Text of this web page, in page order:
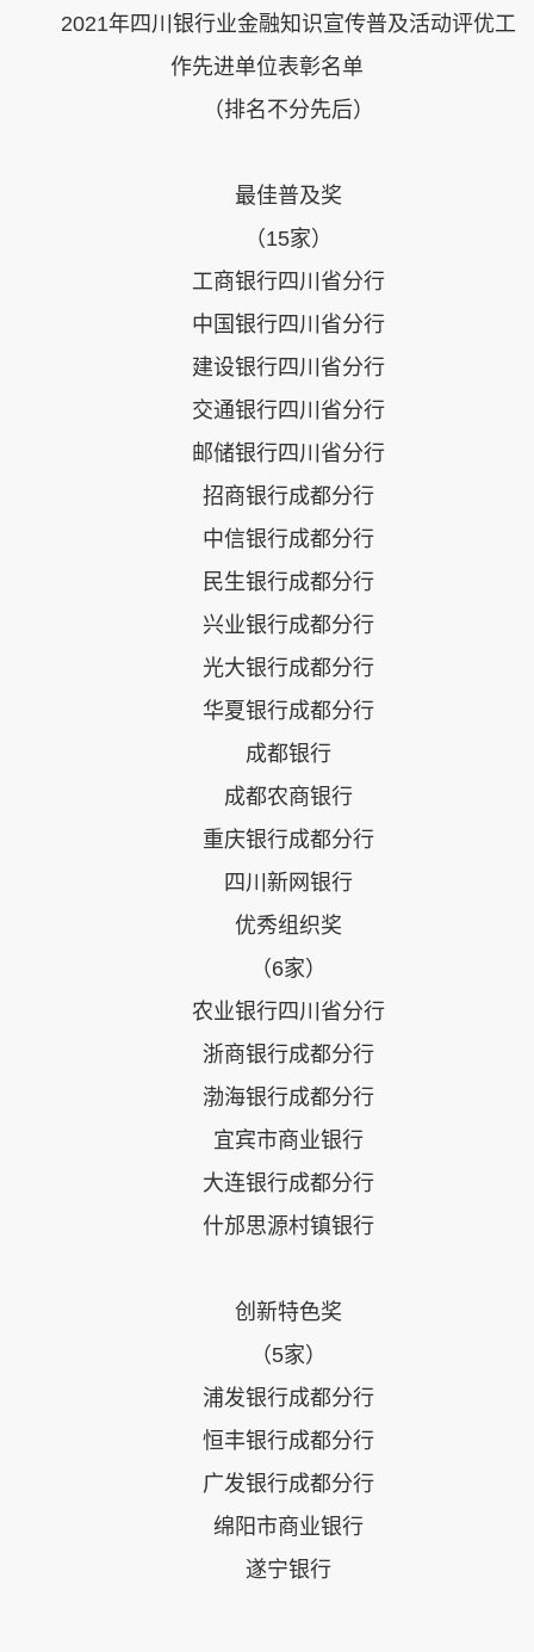
2021年四川银行业金融知识宣传普及活动评优工
作先进单位表彰名单
（排名不分先后）
最佳普及奖
（15家）
工商银行四川省分行
中国银行四川省分行
建设银行四川省分行
交通银行四川省分行
邮储银行四川省分行
招商银行成都分行
中信银行成都分行
民生银行成都分行
兴业银行成都分行
光大银行成都分行
华夏银行成都分行
成都银行
成都农商银行
重庆银行成都分行
四川新网银行
优秀组织奖
（6家）
农业银行四川省分行
浙商银行成都分行
渤海银行成都分行
宜宾市商业银行
大连银行成都分行
什邡思源村镇银行
创新特色奖
（5家）
浦发银行成都分行
恒丰银行成都分行
广发银行成都分行
绵阳市商业银行
遂宁银行